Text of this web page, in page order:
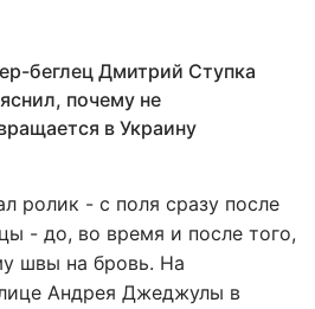
беглец Дмитрий Ступка
почему не
в Украину
ролик - с поля сразу после
- до, во время и после того,
швы на бровь. На
Андрея Джеджулы в